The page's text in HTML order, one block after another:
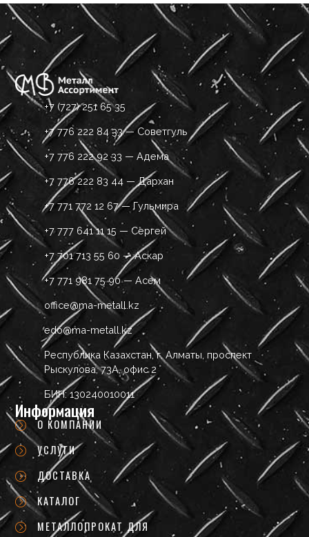
+7 (727) 251 65 35
+7 776 222 84 33 — Советгуль
+7 776 222 92 33 — Адема
+7 776 222 83 44 — Дархан
+7 771 772 12 67 — Гульмира
+7 777 641 11 15 — Сергей
+7 701 713 55 60 — Аскар
+7 771 981 75 90 — Асем
office@ma-metall.kz
edo@ma-metall.kz
Республика Казахстан, г. Алматы, проспект
Рыскулова, 73А, офис 2
БИН: 130240010011
Информация
О КОМПАНИИ
УСЛУГИ
ДОСТАВКА
КАТАЛОГ
МЕТАЛЛОПРОКАТ ДЛЯ